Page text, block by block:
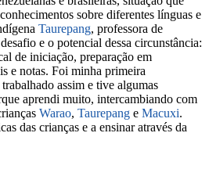
sobre diferentes línguas e
Taurepang, professora de
e o potencial dessa circunstância:
de iniciação, preparação em
e notas. Foi minha primeira
assim e tive algumas
aprendi muito, intercambiando com
Warao, Taurepang e Macuxi.
das crianças e a ensinar através da